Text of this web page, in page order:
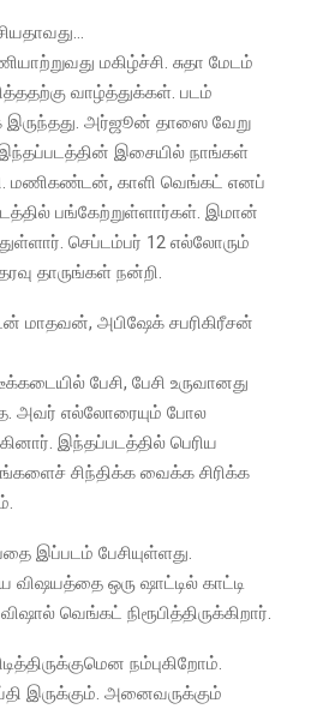
மகிழ்ச்சி. சுதா மேடம்
வாழ்த்துக்கள். படம்
இருந்தது. அர்ஜூன் தாஸை வேறு
இந்தப்படத்தின் இசையில் நாங்கள்
மணிகண்டன், காளி வெங்கட் எனப்
பங்கேற்றுள்ளார்கள். இமான்
செப்டம்பர் 12 எல்லோரும்
தாருங்கள் நன்றி.
மாதவன், அபிஷேக் சபரிகிரீசன்
பேசி, பேசி உருவானது
அவர் எல்லோரையும் போல
இந்தப்படத்தில் பெரிய
சிந்திக்க வைக்க சிரிக்க
பேசியுள்ளது.
விஷயத்தை ஒரு ஷாட்டில் காட்டி
வெங்கட் நிரூபித்திருக்கிறார்.
நம்புகிறோம்.
இருக்கும். அனைவருக்கும்